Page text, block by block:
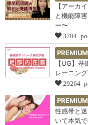
【アーカ
と機能障
ー〜
3784
PREMIUM
【UG】
レーニン
29264
PREMIUM
性感帯と
いて本気で